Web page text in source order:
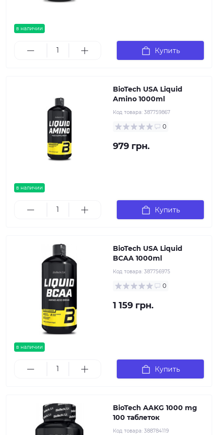
в наличии
Купить
в наличии
BioTech USA Liquid
Amino 1000ml
Код товара: 387759867
0
979 грн.
Купить
в наличии
BioTech USA Liquid
BCAA 1000ml
Код товара: 387756975
0
1 159 грн.
Купить
BioTech AAKG 1000 mg
100 таблеток
Код товара: 388784119